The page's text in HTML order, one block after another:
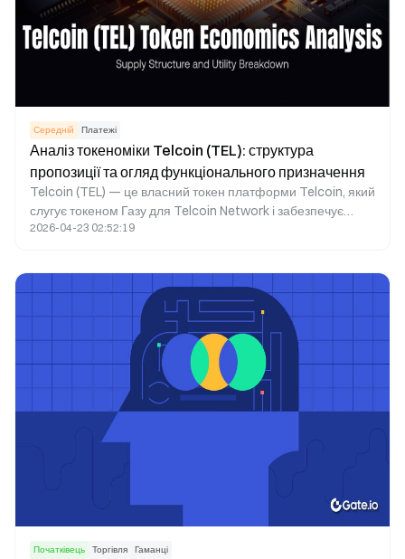
Середній Платежі
Аналіз токеноміки Telcoin (TEL): структура
пропозиції та огляд функціонального призначення
Telcoin (TEL) — це власний токен платформи Telcoin, який
слугує токеном Газу для Telcoin Network і забезпечує
основні функції, такі як міжнародні платежі, торгівля
телекомунікацій, відіграє базову роль у роботі мережі та
формує економічний фреймворк стимулювання.
2026-04-23 02:52:19
Початківець Торгівля Гаманці